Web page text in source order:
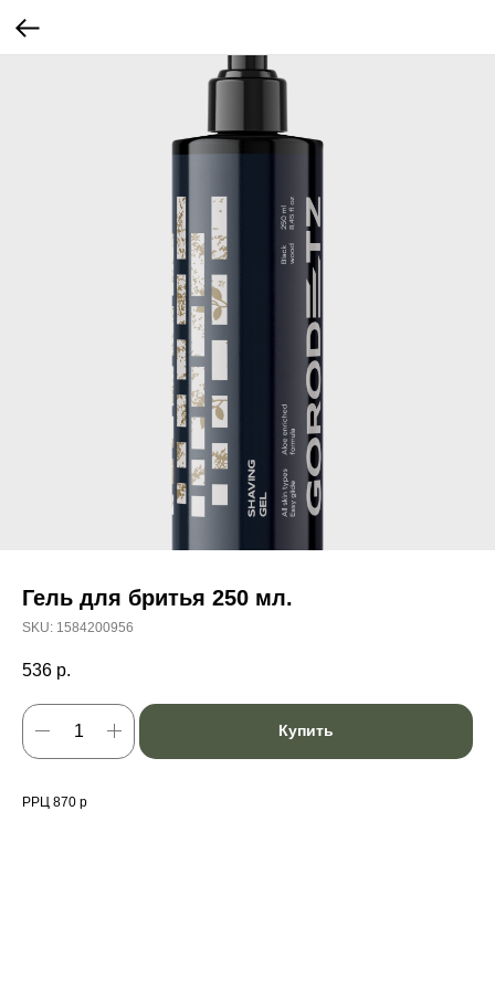
Гель для бритья 250 мл.
SKU: 1584200956
536 р.
Купить
РРЦ 870 р